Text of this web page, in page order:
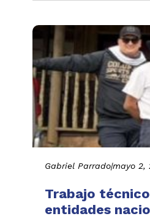
Gabriel Parrado|mayo 2,
Trabajo
entidades